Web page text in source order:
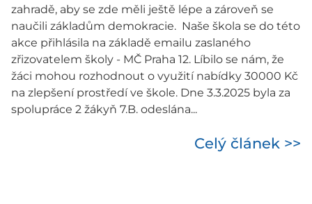
zahradě, aby se zde měli ještě lépe a zároveň se
naučili základům demokracie. Naše škola se do této
akce přihlásila na základě emailu zaslaného
zřizovatelem školy - MČ Praha 12. Líbilo se nám, že
žáci mohou rozhodnout o využití nabídky 30000 Kč
na zlepšení prostředí ve škole. Dne 3.3.2025 byla za
spolupráce 2 žákyň 7.B. odeslána...
Celý článek >>